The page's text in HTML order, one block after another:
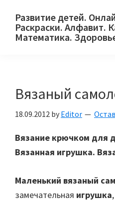
primary
main
primary
Развитие детей.
Раскраски. Алфавит.
Математика.
и
родителей.
Вязаный
18.09.2012 by Editor
Вязание крючком для
Вязанная игрушка.
Маленький вязаный
замечательная игрушка